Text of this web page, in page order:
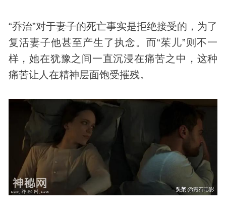
“乔治”对于妻子的死亡事实是拒绝接受的，为了
复活妻子他甚至产生了执念。而“茱儿”则不一
样，她在犹豫之间一直沉浸在痛苦之中，这种
痛苦让人在精神层面饱受摧残。